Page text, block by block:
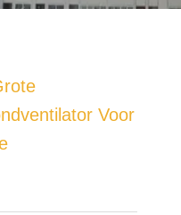
Voor